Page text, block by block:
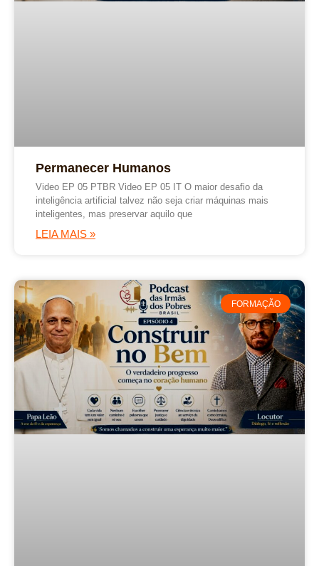
Permanecer Humanos
Video EP 05 PTBR Video EP 05 IT O maior desafio da
inteligência artificial talvez não seja criar máquinas mais
inteligentes, mas preservar aquilo que
LEIA MAIS »
FORMAÇÃO